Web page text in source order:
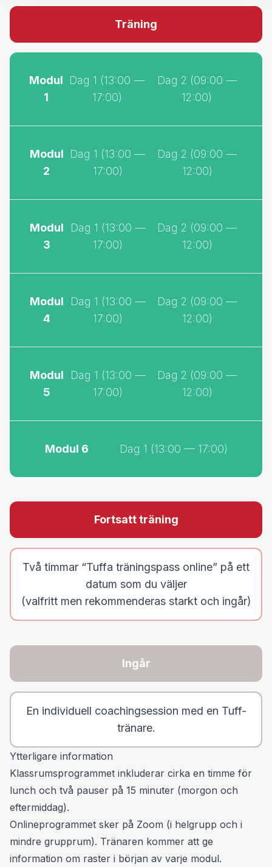
och du kommer att bli medveten om dina fallgropar
och styrkor. Verkliga rollspel kombinerat med
individuell, kraftfull feedback gör att du kommer att
hitta nya och bättre sätt att hantera de utmaningar du
står inför.
Det övergripande temat är coachande ledarskap,
coaching- och relationssamtal. Du kommer att få en
Metodiken som används är Tuff Ledarskapstränings
egen, som har utvecklats i mer än tjugo år och ger
Våra tränare
Våra tränare är mästare på att skapa trygga
lärmiljöer för vår tuffa träning så att resultat
verklig förändring hos individer och grupper
Alla tränare utvärderas av våra kursdeltagare och har
ett genomsnittspoäng på 9,5 av 10.
Nyckeln till skickligheten är att våra tränare rekryteras
på grundval av sina förmågor framför sina CV:n och
får omfattande, intern träning både innan och efter
del av vår kultur.
Anmälan
In Person Online